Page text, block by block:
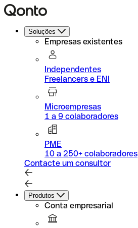
Soluções
Empresas existentes
Independentes
Freelancers e ENI
Microempresas
1 a 9 colaboradores
PME
10 a 250+ colaboradores
Contacte um consultor
Produtos
Conta empresarial